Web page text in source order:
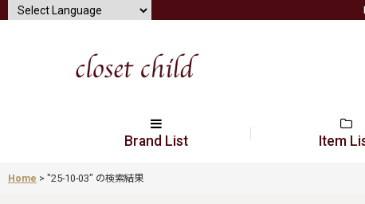
Brand List Item
Home > "25-10-03" の検索結果